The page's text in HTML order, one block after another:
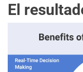
El